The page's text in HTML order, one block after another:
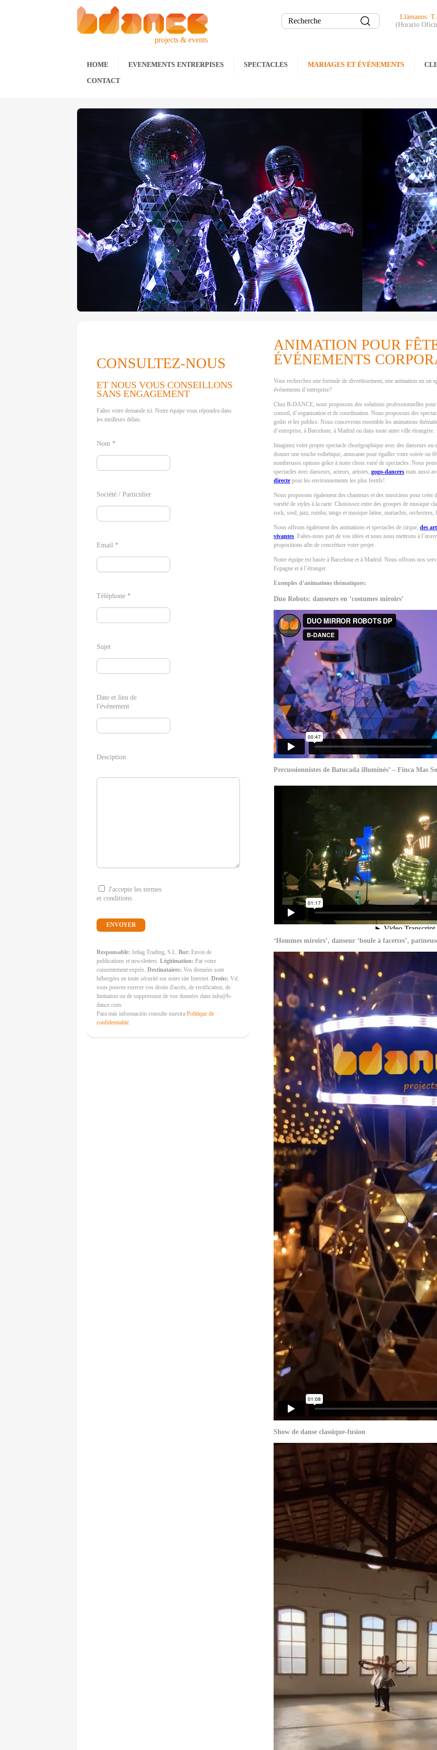
projects & events
Llámanos:
(Horario
HOME EVENEMENTS ENTRERPISES SPECTACLES MARIAGES ET ÉVÉNEMENTS
CONTACT
CONSULTEZ-NOUS
ET NOUS VOUS CONSEILLONS
SANS ENGAGEMENT
Faîtes votre demande ici. Notre équipe vous répondra dans
les meilleurs délais.
Nom *
Société / Particulier
Email *
Téléphone *
Sujet
Date et lieu de
l'événement
Desciption
J'accepte les termes
et conditions.
Responsable: Jetlag Trading, S.L. But: Envoi de
publications et newsletters. Légitimation: Par votre
consentement exprès. Destinataires: Vos données sont
hébergées en toute sécurité sur notre site Internet. Droits: Vd.
vous pouvez exercer vos droits d'accès, de rectification, de
limitation ou de suppression de vos données dans info@b-
dance.com.
Para más información consulte nuestra Politique de
confidentialité
ANIMATION POUR
ÉVÉNEMENTS
Vous recherchez une formule de divertissement, une animation ou un
événements d’entreprise?
Chez B-DANCE, nous proposons des solutions professionnelles
conseil, d’organisation et de coordination. Nous proposons des
goûts et les publics. Nous concevrons ensemble les animations
d’entreprise, à Barcelone, à Madrid ou dans toute autre ville étrangère.
Imaginez votre propre spectacle chorégraphique avec des danseurs ou
donner une touche esthétique, amusante pour égailler votre soirée ou
nombreuses options grâce à notre choix varié de spectacles. Nous
spectacles avec danseurs, acteurs, artistes, gogo-dancers mais aussi
directe pour les environnements les plus festifs!
Nous proposons également des chanteurs et des musiciens pour créer
variété de styles à la carte. Choisissez entre des groupes de musique
rock, soul, jazz, rumba, tango et musique latine, mariachis, orchestres,
Nous offrons également des animations et spectacles de cirque, des
vivantes. Faîtes-nous part de vos idées et nous nous mettrons à
propositions afin de concrétiser votre projet.
Notre équipe est basée à Barcelone et à Madrid. Nous offrons nos
Espagne et à l’étranger.
Exemples d’animations thématiques:
Duo Robots: danseurs en ‘costumes miroirs’
Percussionnistes de Batucada illuminés’ – Finca Mas
‘Hommes miroirs’, danseur ‘boule à facettes’,
Show de danse classique-fusion